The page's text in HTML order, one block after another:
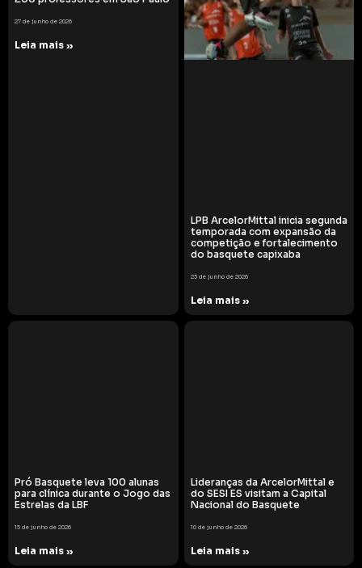
27 de junho de 2026
Leia mais »
LPB ArcelorMittal inicia segunda
temporada com expansão da
competição e fortalecimento
do basquete capixaba
23 de junho de 2026
Leia mais »
Pró Basquete leva 100 alunas
para clínica durante o Jogo das
Estrelas da LBF
15 de junho de 2026
Leia mais »
Lideranças da ArcelorMittal e
do SESI ES visitam a Capital
Nacional do Basquete
10 de junho de 2026
Leia mais »